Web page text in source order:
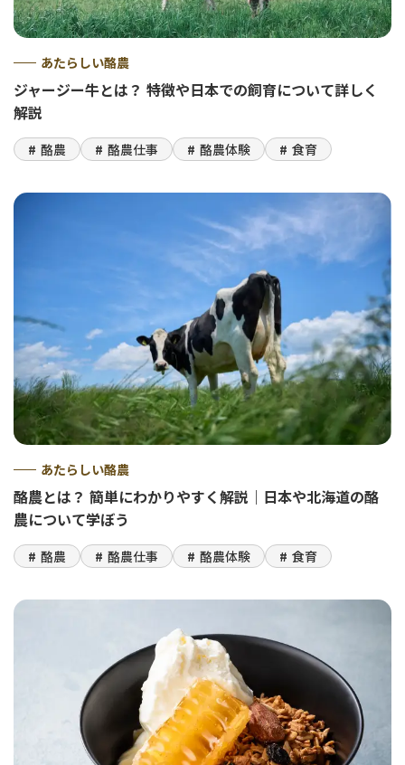
あたらしい酪農
ジャージー牛とは？ 特徴や日本での飼育について詳しく
解説
酪農 酪農仕事 酪農体験 食育
あたらしい酪農
酪農とは？ 簡単にわかりやすく解説｜日本や北海道の酪
農について学ぼう
酪農 酪農仕事 酪農体験 食育